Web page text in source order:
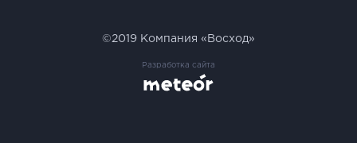
©2019 Компания «Восход»
Разработка сайта